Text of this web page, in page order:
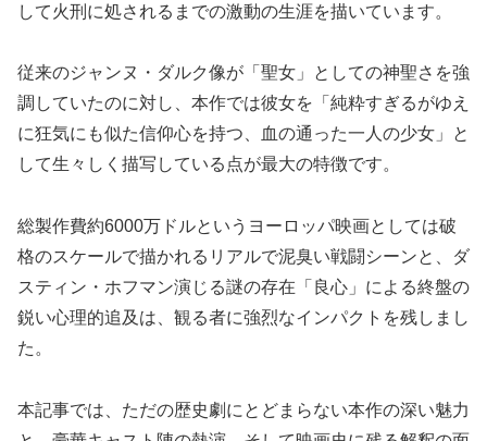
して火刑に処されるまでの激動の生涯を描いています。
従来のジャンヌ・ダルク像が「聖女」としての神聖さを強
調していたのに対し、本作では彼女を「純粋すぎるがゆえ
に狂気にも似た信仰心を持つ、血の通った一人の少女」と
して生々しく描写している点が最大の特徴です。
総製作費約6000万ドルというヨーロッパ映画としては破
格のスケールで描かれるリアルで泥臭い戦闘シーンと、ダ
スティン・ホフマン演じる謎の存在「良心」による終盤の
鋭い心理的追及は、観る者に強烈なインパクトを残しまし
た。
本記事では、ただの歴史劇にとどまらない本作の深い魅力